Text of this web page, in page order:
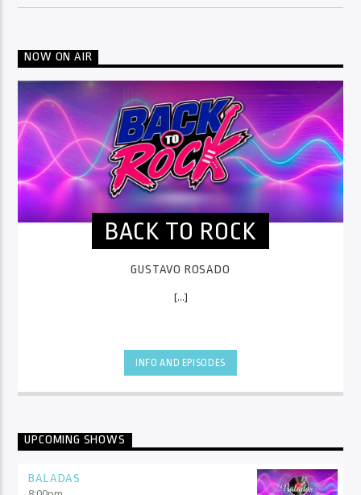
NOW ON AIR
BACK TO ROCK
GUSTAVO ROSADO
[...]
INFO AND EPISODES
UPCOMING SHOWS
BALADAS